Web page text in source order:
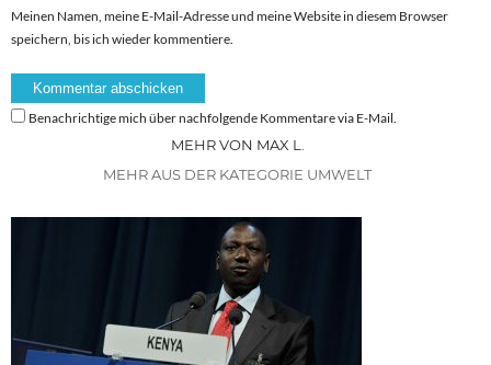
Meinen Namen, meine E-Mail-Adresse und meine Website in diesem Browser
speichern, bis ich wieder kommentiere.
Benachrichtige mich über nachfolgende Kommentare via E-Mail.
MEHR VON MAX L.
MEHR AUS DER KATEGORIE UMWELT